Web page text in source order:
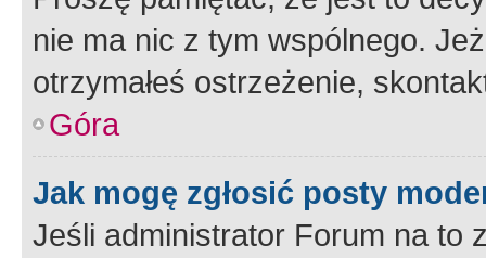
nie ma nic z tym wspólnego.
otrzymałeś ostrzeżenie,
Góra
Jak mogę zgłosić posty
Jeśli administrator Forum na to